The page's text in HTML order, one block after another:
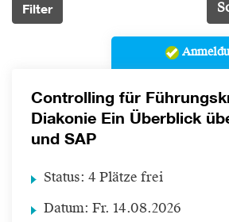
Filter
Controlling für
Diakonie Ein Überblick
und SAP
Status: 4 Plätze frei
Datum: Fr. 14.08.2026